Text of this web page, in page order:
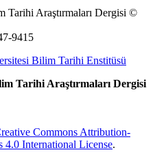
Tarihi Araştırmaları Dergisi ©
9415
Bilim Tarihi Enstitüsü
Tarihi Araştırmaları Dergisi
Commons Attribution-
International License.